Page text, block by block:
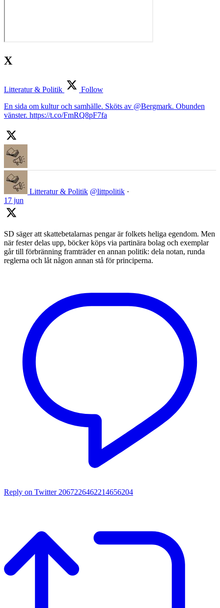
X
Litteratur & Politik
Follow
En sida om kultur och samhälle. Sköts av @Bergmark. Obunden
vänster. https://t.co/FmRQ8pF7fa
Litteratur & Politik @littpolitik ·
17 jun
SD säger att skattebetalarnas pengar är folkets heliga egendom. Men
när fester delas upp, böcker köps via partinära bolag och exemplar
går till förbränning framträder en annan politik: dela notan, runda
reglerna och låt någon annan stå för principerna.
Reply on Twitter 2067226462214656204